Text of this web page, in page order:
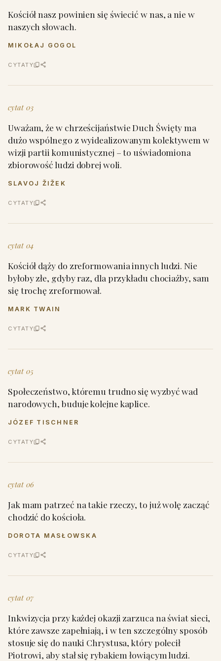
Kościół nasz powinien się świecić w nas, a nie w
naszych słowach.
MIKOŁAJ GOGOL
CYTATY
cytat 03
Uważam, że w chrześcijaństwie Duch Święty ma
dużo wspólnego z wyidealizowanym kolektywem w
wizji partii komunistycznej – to uświadomiona
zbiorowość ludzi dobrej woli.
SLAVOJ ŽIŽEK
CYTATY
cytat 04
Kościół dąży do zreformowania innych ludzi. Nie
byłoby złe, gdyby raz, dla przykładu chociażby, sam
się trochę zreformował.
MARK TWAIN
CYTATY
cytat 05
Społeczeństwo, któremu trudno się wyzbyć wad
narodowych, buduje kolejne kaplice.
JÓZEF TISCHNER
CYTATY
cytat 06
Jak mam patrzeć na takie rzeczy, to już wolę zacząć
chodzić do kościoła.
DOROTA MASŁOWSKA
CYTATY
cytat 07
Inkwizycja przy każdej okazji zarzuca na świat sieci,
które zawsze zapełniają, i w ten szczególny sposób
stosuje się do nauki Chrystusa, który polecił
Piotrowi, aby stał się rybakiem łowiącym ludzi.